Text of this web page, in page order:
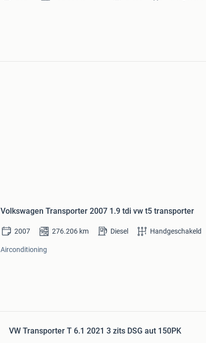
Volkswagen Transporter 2007 1.9 tdi vw t5 transporter
2007 276.206 km Diesel Handgeschakeld
Airconditioning
VW Transporter T 6.1 2021 3 zits DSG aut 150PK